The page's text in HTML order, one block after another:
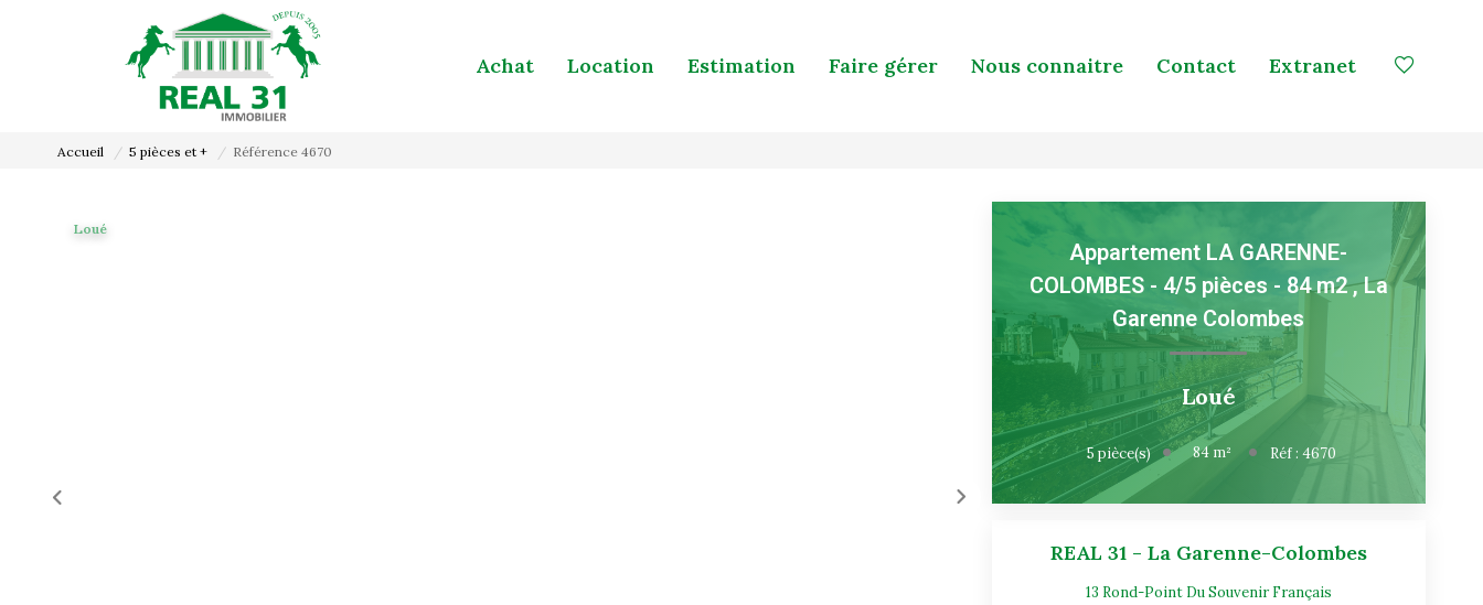
Achat Location Estimation Faire gérer Nous connaitre Contact Extranet
Accueil 5 pièces et + Référence 4670
Loué
Appartement LA GARENNE-
COLOMBES - 4/5 pièces - 84 m2,La
Garenne Colombes
Loué
5pièce(s) 84 m² Réf :4670
REAL 31 - La Garenne-Colombes
13 Rond-Point Du Souvenir Français